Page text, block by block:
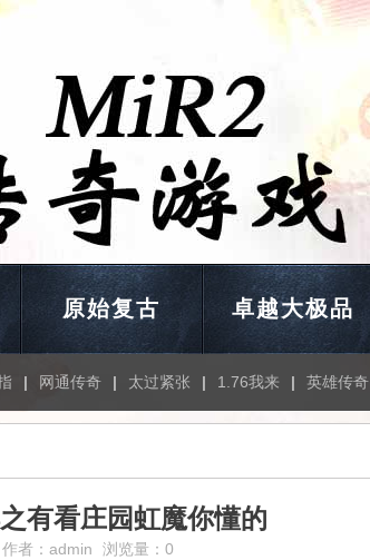
原始复古 卓越大极品
| 网通传奇 | 太过紧张 | 1.76我来 | 英雄传奇
有看庄园虹魔你懂的
作者： admin 浏览量：0